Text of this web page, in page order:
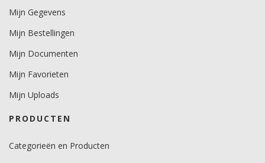
Mijn Gegevens
Mijn Bestellingen
Mijn Documenten
Mijn Favorieten
Mijn Uploads
PRODUCTEN
Categorieën en Producten